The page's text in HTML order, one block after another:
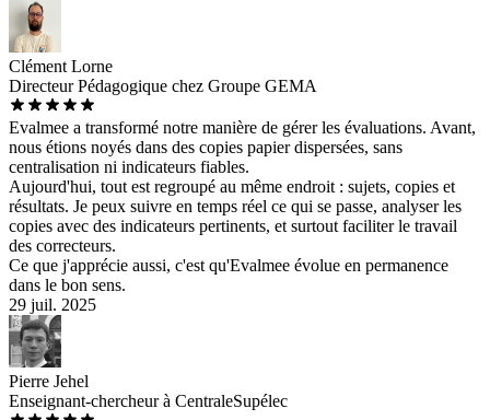
Clément Lorne
Directeur Pédagogique chez Groupe GEMA
Evalmee a transformé notre manière de gérer les évaluations. Avant,
nous étions noyés dans des copies papier dispersées, sans
centralisation ni indicateurs fiables.
Aujourd'hui, tout est regroupé au même endroit : sujets, copies et
résultats. Je peux suivre en temps réel ce qui se passe, analyser les
copies avec des indicateurs pertinents, et surtout faciliter le travail
des correcteurs.
Ce que j'apprécie aussi, c'est qu'Evalmee évolue en permanence
dans le bon sens.
29 juil. 2025
Pierre Jehel
Enseignant-chercheur à CentraleSupélec